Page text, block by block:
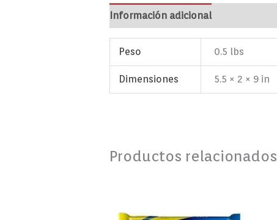
Información adicional
Peso 0.5 lbs
Dimensiones 5.5 × 2 × 9 in
Productos relacionados